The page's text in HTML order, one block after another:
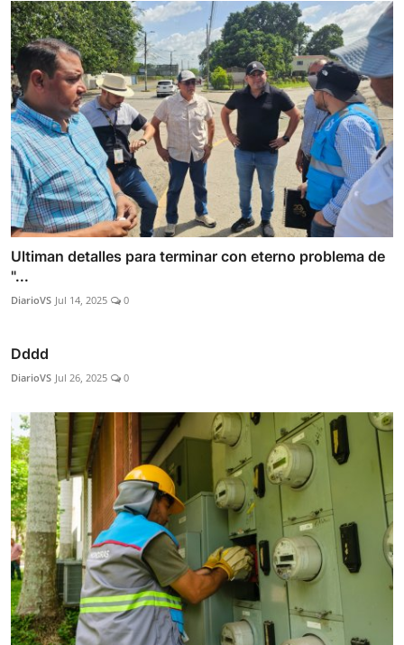
Ultiman detalles para terminar con eterno problema de
"...
DiarioVS Jul 14, 2025 0
Dddd
DiarioVS Jul 26, 2025 0